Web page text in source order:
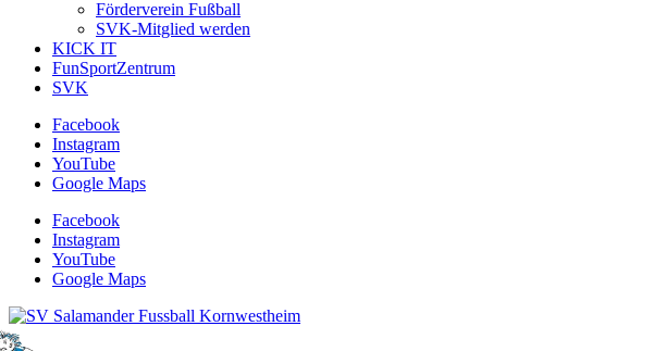
Förderverein Fußball
SVK-Mitglied werden
KICK IT
FunSportZentrum
SVK
Facebook
Instagram
YouTube
Google Maps
Facebook
Instagram
YouTube
Google Maps